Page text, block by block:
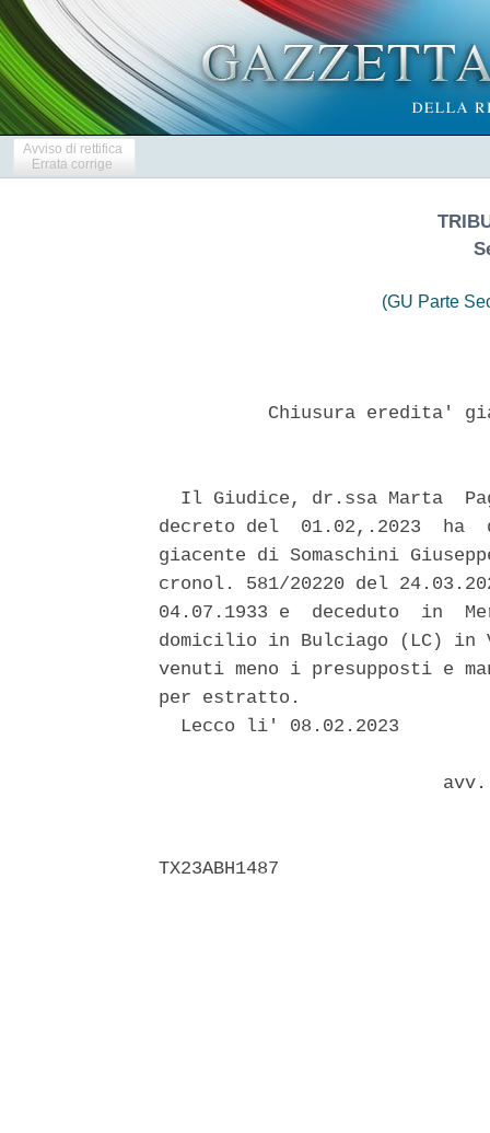
Avviso di rettifica
Errata corrige
(GU Parte
Chiusura eredita'
Il Giudice, dr.ssa Marta
decreto del  01.02,.2023
giacente di Somaschini
cronol. 581/20220 del
04.07.1933 e  deceduto  in
domicilio in Bulciago (LC) in
venuti meno i presupposti e
per estratto.
  Lecco li' 08.02.2023